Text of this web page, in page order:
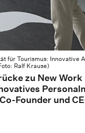
für Tourismus: Innovative
Ralf Krause)
zu New Work
Founder und